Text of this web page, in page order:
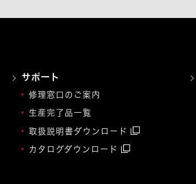
サポート
修理窓口のご案内
生産完了品一覧
取扱説明書ダウンロード
カタログダウンロード